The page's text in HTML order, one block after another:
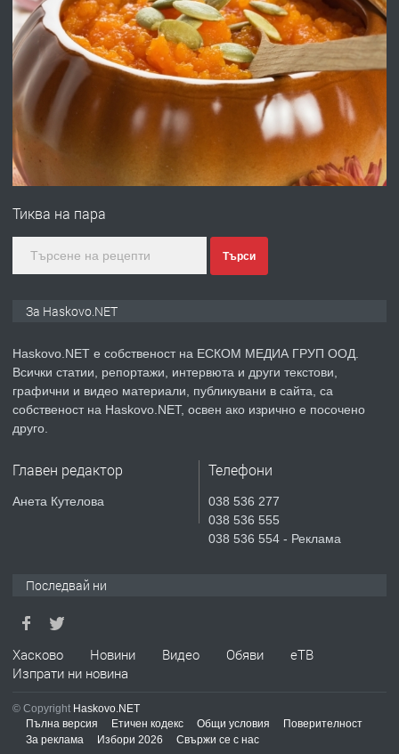
преди 3 дни
ПРЕДЛАГА
№4120 Магазин/Офис под наем в кв.
Любен Каравелов, Хасково-близо до
градската градина!
преди 3 дни
ПРЕДЛАГА
ПРОСТОРЕН ТРИСТАЕН
преди 4 дни
ПРЕДЛАГА СГЛОБЯВАНЕ НА МЕБЕЛИ.
№4119 Едностаен обзаведен
Тиква на пара
Търси
За Haskovo.NET
Haskovo.NET е собственост на ЕСКОМ МЕДИА ГРУП ООД.
Всички статии, репортажи, интервюта и други текстови,
графични и видео материали, публикувани в сайта, са
собственост на Haskovo.NET, освен ако изрично е посочено
друго.
Главен редактор
Анета Кутелова
Телефони
038 536 277
038 536 555
038 536 554 - Реклама
Последвай ни
Хасково Новини Видео Обяви
еТВ
Изпрати ни новина
© Copyright Haskovo.NET
Пълна версия
Етичен кодекс Общи условия
Поверителност
За реклама
Избори 2026 Свържи се с нас